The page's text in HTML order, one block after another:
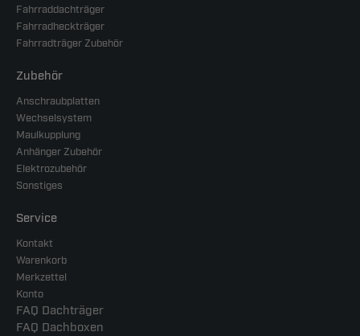
Fahrraddachträger
Fahrradheckträger
Fahrradträger Zubehör
Zubehör
Anschraubplatten
Wechselsystem
Maulkupplung
Anhänger Zubehör
Elektrozubehör
Sonstiges
Service
Kontakt
Warenkorb
Merkzettel
Konto
FAQ Dachträger
FAQ Dachboxen